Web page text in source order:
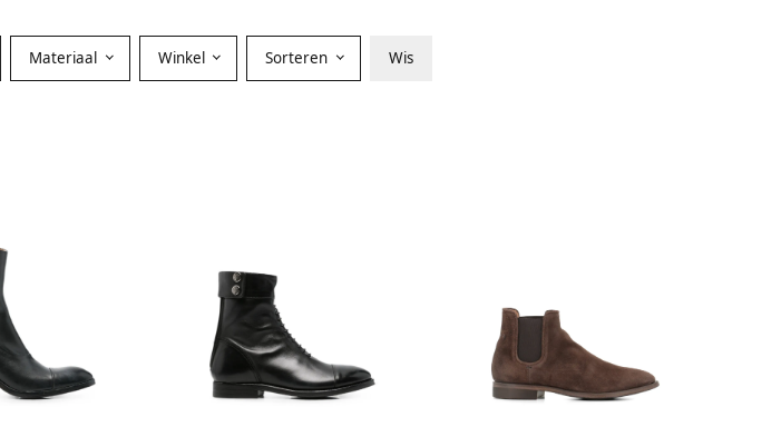
Materiaal Winkel Sorteren Wis